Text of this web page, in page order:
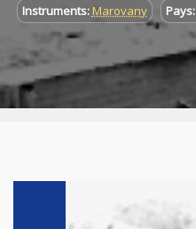
Instruments:Marovany Pays: